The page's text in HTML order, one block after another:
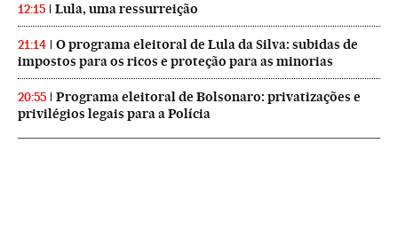
12:15 Lula, uma ressurreição
21:14
O programa eleitoral de Lula da Silva: subidas de
impostos para os ricos e proteção para as minorias
20:55
Programa eleitoral de Bolsonaro: privatizações e
privilégios legais para a Polícia